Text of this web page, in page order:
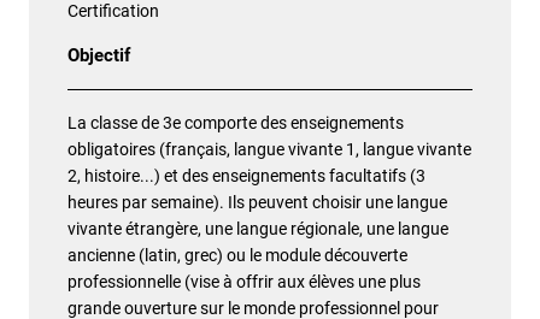
Certification
Objectif
La classe de 3e comporte des enseignements
obligatoires (français, langue vivante 1, langue vivante
2, histoire...) et des enseignements facultatifs (3
heures par semaine). Ils peuvent choisir une langue
vivante étrangère, une langue régionale, une langue
ancienne (latin, grec) ou le module découverte
professionnelle (vise à offrir aux élèves une plus
grande ouverture sur le monde professionnel pour